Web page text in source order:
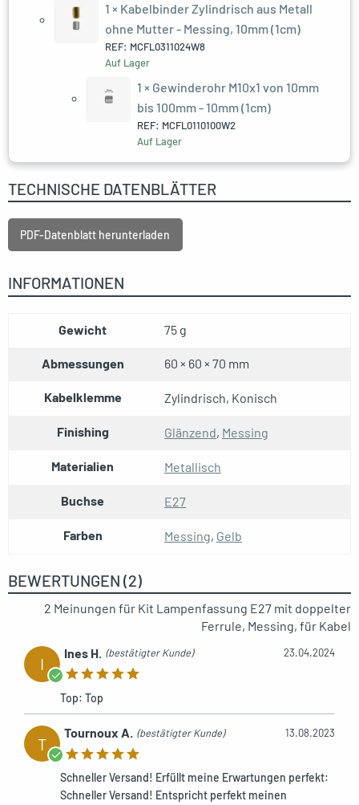
1 × Kabelbinder Zylindrisch aus Metall
ohne Mutter - Messing, 10mm (1cm)
REF: MCFL0311024W8
Auf Lager
1 × Gewinderohr M10x1 von 10mm
bis 100mm - 10mm (1cm)
REF: MCFL0110100W2
Auf Lager
TECHNISCHE DATENBLÄTTER
PDF-Datenblatt herunterladen
INFORMATIONEN
Gewicht 75 g
Abmessungen 60 × 60 × 70 mm
Kabelklemme Zylindrisch, Konisch
Finishing Glänzend, Messing
Materialien Metallisch
Buchse E27
Farben Messing, Gelb
BEWERTUNGEN (2)
2 Meinungen für Kit Lampenfassung E27 mit doppelter
Ferrule, Messing, für Kabel
I
Ines H. (bestätigter Kunde) 23.04.2024
Top: Top
T
Tournoux A. (bestätigter Kunde) 13.08.2023
Schneller Versand! Erfüllt meine Erwartungen perfekt:
Schneller Versand! Entspricht perfekt meinen